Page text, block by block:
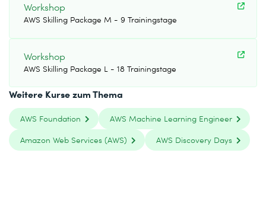
Workshop
AWS Skilling Package M - 9 Trainingstage
Workshop
AWS Skilling Package L - 18 Trainingstage
Weitere Kurse zum Thema
AWS Foundation
AWS Machine Learning Engineer
Amazon Web Services (AWS)
AWS Discovery Days